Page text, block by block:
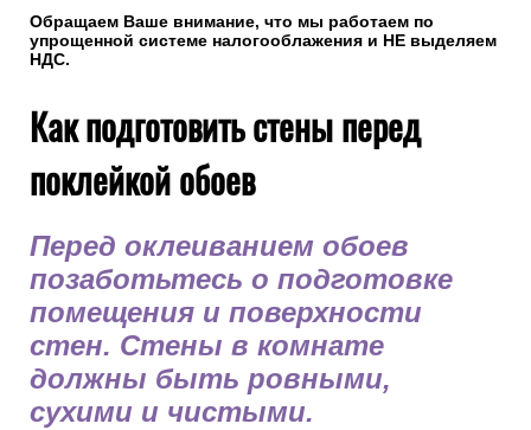
Обращаем Ваше внимание, что мы работаем по
упрощенной системе налогооблажения и НЕ выделяем
НДС.
Как подготовить стены перед
поклейкой обоев
Перед оклеиванием обоев
позаботьтесь о подготовке
помещения и поверхности
стен. Стены в комнате
должны быть ровными,
сухими и чистыми.